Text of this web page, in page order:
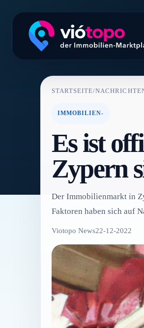
STARTSEITE/
IMMOBILIEN-
Es ist
Zypern
Der Immobilienmarkt in
Faktoren haben sich auf
Viotopo News22-12-2022